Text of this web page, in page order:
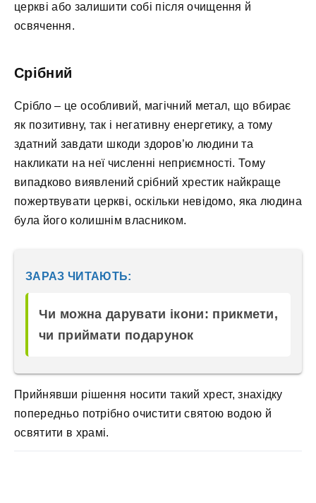
церкві або залишити собі після очищення й
освячення.
Срібний
Срібло – це особливий, магічний метал, що вбирає
як позитивну, так і негативну енергетику, а тому
здатний завдати шкоди здоров’ю людини та
накликати на неї численні неприємності. Тому
випадково виявлений срібний хрестик найкраще
пожертвувати церкві, оскільки невідомо, яка людина
була його колишнім власником.
ЗАРАЗ ЧИТАЮТЬ:
Чи можна дарувати ікони: прикмети,
чи приймати подарунок
Прийнявши рішення носити такий хрест, знахідку
попередньо потрібно очистити святою водою й
освятити в храмі.